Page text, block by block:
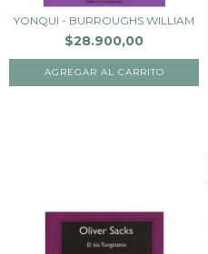
YONQUI - BURROUGHS WILLIAM
$28.900,00